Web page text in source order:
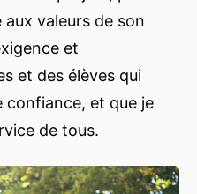
valeurs de son
et
et des élèves qui
confiance, et que je
de tous.